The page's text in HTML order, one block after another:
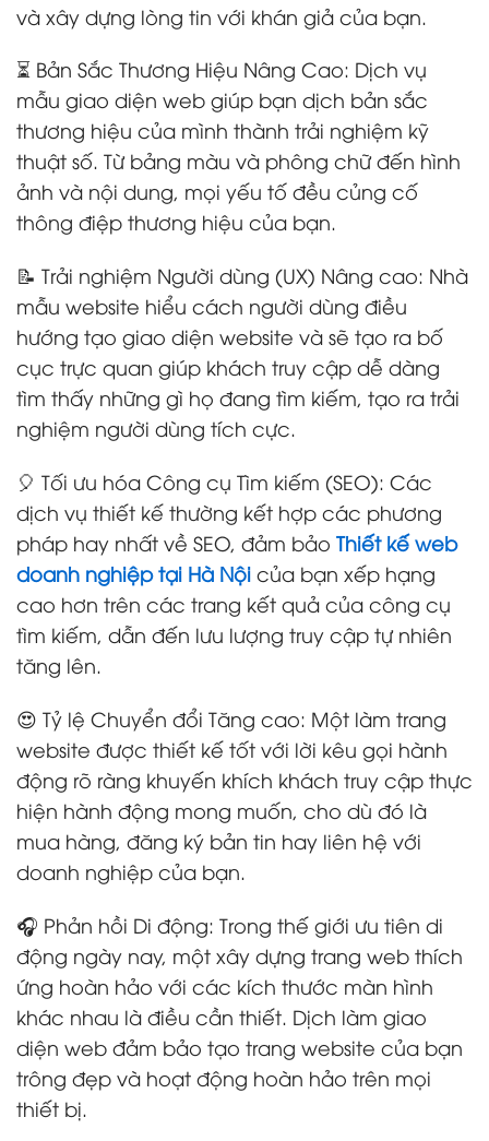
và xây dựng lòng tin với khán giả của bạn.
⏳ Bản Sắc Thương Hiệu Nâng Cao: Dịch vụ
mẫu giao diện web giúp bạn dịch bản sắc
thương hiệu của mình thành trải nghiệm kỹ
thuật số. Từ bảng màu và phông chữ đến hình
ảnh và nội dung, mọi yếu tố đều củng cố
thông điệp thương hiệu của bạn.
📝 Trải nghiệm Người dùng (UX) Nâng cao: Nhà
mẫu website hiểu cách người dùng điều
hướng tạo giao diện website và sẽ tạo ra bố
cục trực quan giúp khách truy cập dễ dàng
tìm thấy những gì họ đang tìm kiếm, tạo ra trải
nghiệm người dùng tích cực.
🎈 Tối ưu hóa Công cụ Tìm kiếm (SEO): Các
dịch vụ thiết kế thường kết hợp các phương
pháp hay nhất về SEO, đảm bảo Thiết kế web
doanh nghiệp tại Hà Nội của bạn xếp hạng
cao hơn trên các trang kết quả của công cụ
tìm kiếm, dẫn đến lưu lượng truy cập tự nhiên
tăng lên.
😍 Tỷ lệ Chuyển đổi Tăng cao: Một làm trang
website được thiết kế tốt với lời kêu gọi hành
động rõ ràng khuyến khích khách truy cập thực
hiện hành động mong muốn, cho dù đó là
mua hàng, đăng ký bản tin hay liên hệ với
doanh nghiệp của bạn.
🎧 Phản hồi Di động: Trong thế giới ưu tiên di
động ngày nay, một xây dựng trang web thích
ứng hoàn hảo với các kích thước màn hình
khác nhau là điều cần thiết. Dịch làm giao
diện web đảm bảo tạo trang website của bạn
trông đẹp và hoạt động hoàn hảo trên mọi
thiết bị.